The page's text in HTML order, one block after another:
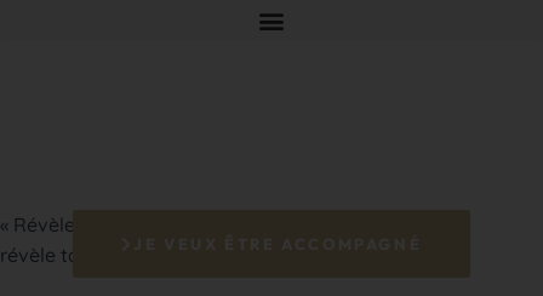
« Révèle ta voix,
révèle ta personnalité ! »